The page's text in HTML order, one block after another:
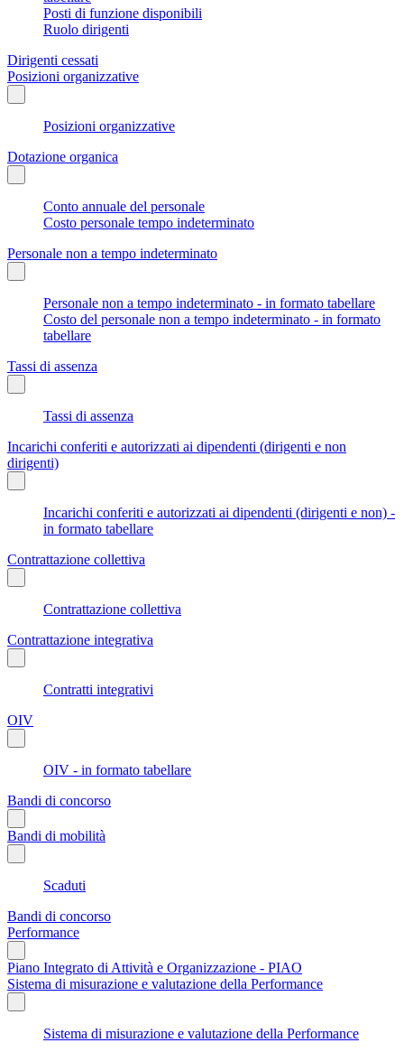
Posti di funzione disponibili
Ruolo dirigenti
Dirigenti cessati
Posizioni organizzative
Posizioni organizzative
Dotazione organica
Conto annuale del personale
Costo personale tempo indeterminato
Personale non a tempo indeterminato
Personale non a tempo indeterminato - in formato tabellare
Costo del personale non a tempo indeterminato - in formato
tabellare
Tassi di assenza
Tassi di assenza
Incarichi conferiti e autorizzati ai dipendenti (dirigenti e non
dirigenti)
Incarichi conferiti e autorizzati ai dipendenti (dirigenti e non) -
in formato tabellare
Contrattazione collettiva
Contrattazione collettiva
Contrattazione integrativa
Contratti integrativi
OIV
OIV - in formato tabellare
Bandi di concorso
Bandi di mobilità
Scaduti
Bandi di concorso
Performance
Piano Integrato di Attività e Organizzazione - PIAO
Sistema di misurazione e valutazione della Performance
Sistema di misurazione e valutazione della Performance